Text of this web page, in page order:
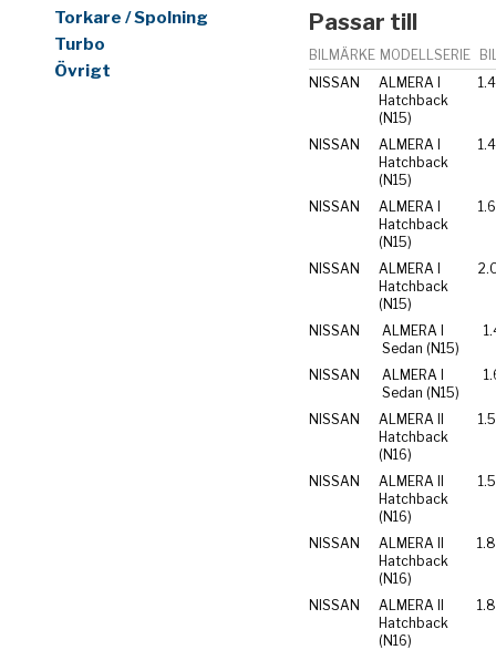
Torkare / Spolning
Turbo
Övrigt
Passar till
BILMÄRKE MODELLSERIE
NISSAN
ALMERA I
Hatchback
(N15)
1.4
NISSAN
ALMERA I
Hatchback
(N15)
NISSAN
ALMERA I
Hatchback
(N15)
1.6
NISSAN
ALMERA I
Hatchback
(N15)
NISSAN
ALMERA I
Sedan (N15)
NISSAN
ALMERA I
Sedan (N15)
NISSAN
ALMERA II
Hatchback
(N16)
1.5
NISSAN
ALMERA II
Hatchback
(N16)
1.5
NISSAN
ALMERA II
Hatchback
(N16)
1.8
NISSAN
ALMERA II
Hatchback
(N16)
1.8